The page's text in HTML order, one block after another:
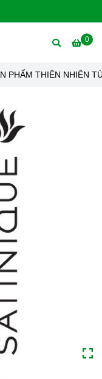
0
PHẨM THIÊN NHIÊN